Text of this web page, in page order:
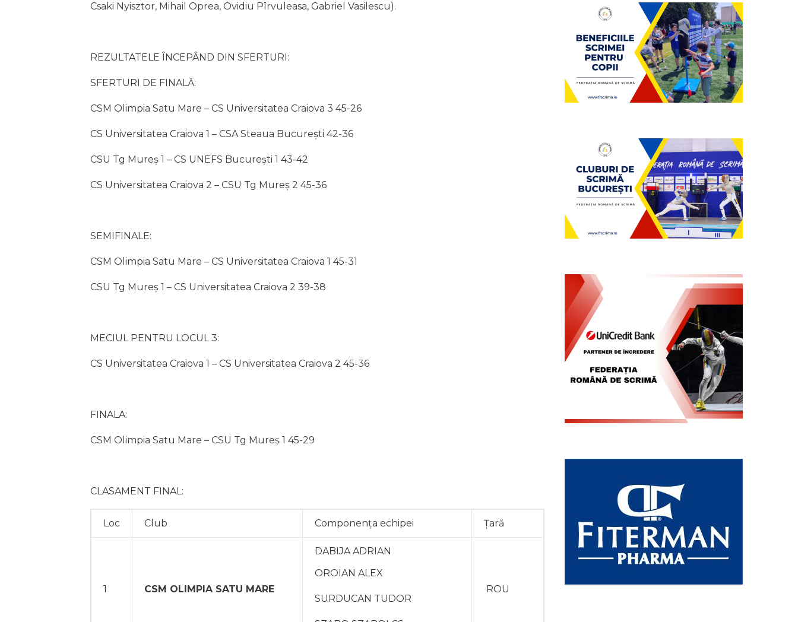
Csaki Nyisztor, Mihail Oprea, Ovidiu Pîrvuleasa, Gabriel Vasilescu).
REZULTATELE ÎNCEPÂND DIN SFERTURI:
SFERTURI DE FINALĂ:
CSM Olimpia Satu Mare – CS Universitatea Craiova 3 45-26
CS Universitatea Craiova 1 – CSA Steaua București 42-36
CSU Tg Mureș 1 – CS UNEFS București 1 43-42
CS Universitatea Craiova 2 – CSU Tg Mureș 2 45-36
SEMIFINALE:
CSM Olimpia Satu Mare – CS Universitatea Craiova 1 45-31
CSU Tg Mureș 1 – CS Universitatea Craiova 2 39-38
MECIUL PENTRU LOCUL 3:
CS Universitatea Craiova 1 – CS Universitatea Craiova 2 45-36
FINALA:
CSM Olimpia Satu Mare – CSU Tg Mureș 1 45-29
CLASAMENT FINAL:
Loc Club Componența echipei Țară
1 CSM OLIMPIA SATU MARE
DABIJA ADRIAN
OROIAN ALEX
SURDUCAN TUDOR
ROU